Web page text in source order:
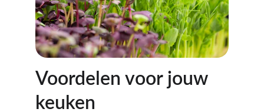
Voordelen voor jouw
keuken